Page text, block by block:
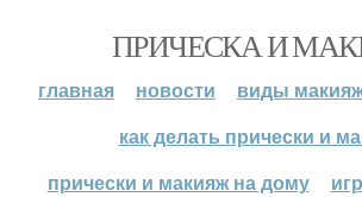
ПРИЧЕСКА И
главная новости
виды
как делать прически и
прически и макияж на дому